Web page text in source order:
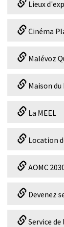
Lieux
Cinéma
Malévoz
Maison du
La MEEL
Location
AOMC
Devenez
Service de